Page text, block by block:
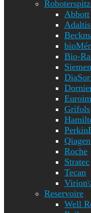
Abbott
Adaltis
Bio-
Grifols
Qiagen
Roche
Stratec
Tecan
Reservoire
Well